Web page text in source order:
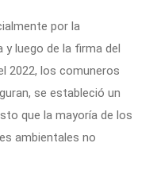
por la
luego de la firma del
2022, los comuneros
se estableció un
que la mayoría de los
ambientales no